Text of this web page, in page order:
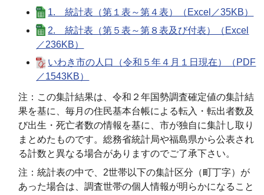
1. 統計表（第１表～第４表）（Excel／35KB）
2. 統計表（第５表～第８表及び付表）（Excel
／236KB）
いわき市の人口（令和５年４月１日現在）（PDF
／1543KB）
注：この集計結果は、令和２年国勢調査確定値の集計結
果を基に、毎月の住民基本台帳による転入・転出者数及
び出生・死亡者数の情報を基に、市が独自に集計し取り
まとめたものです。総務省統計局や福島県から公表され
る計数と異なる場合がありますのでご了承下さい。
注：統計表の中で、2世帯以下の集計区分（町丁字）が
あった場合は、調査世帯の個人情報が明らかになること